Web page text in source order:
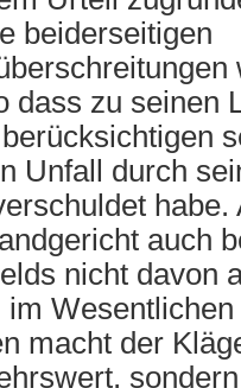
beiderseitigen
dass zu seinen
Unfall durch
habe.
auch
nicht davon
macht der